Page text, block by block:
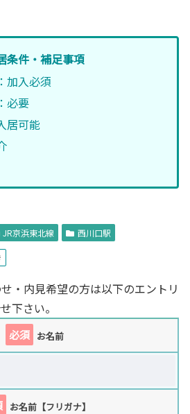
条件・補足事項
加入必須
必要
居可能
JR京浜東北線 西川口駅
・内見希望の方は以下のエントリ
下さい。
必須 お名前
お名前【フリガナ】